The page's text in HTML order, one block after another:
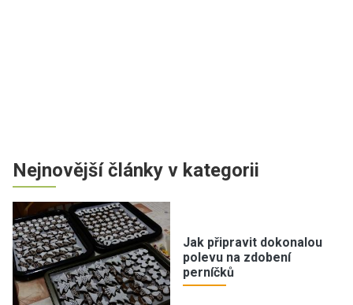
Nejnovější články v kategorii
Jak připravit dokonalou
polevu na zdobení
perníčků